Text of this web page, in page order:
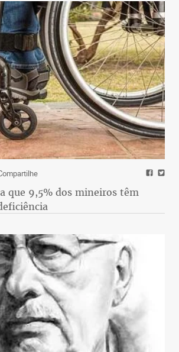
que 9,5% dos mineiros têm